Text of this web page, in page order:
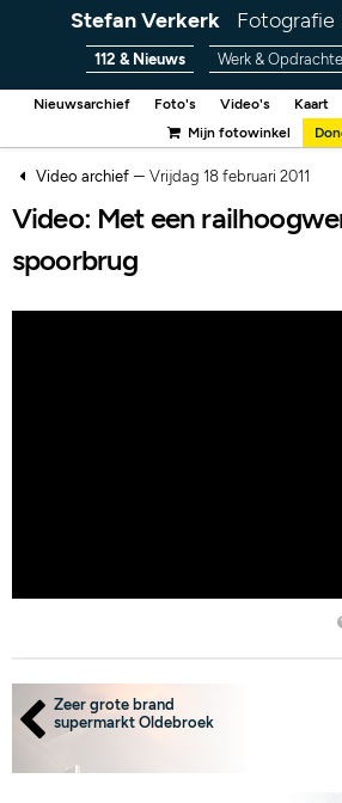
Stefan Verkerk Fotografie
112 & Nieuws Werk &
Nieuwsarchief Foto's Video's Kaart
Mijn fotowinkel
Video archief– Vrijdag 18 februari 2011
Video: Met een
spoorbrug
Zeer grote brand
supermarkt Oldebroek